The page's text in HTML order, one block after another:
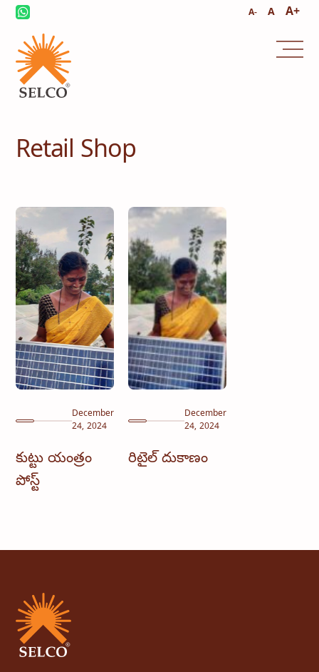
A- A A+
Retail Shop
December
24, 2024
కుట్టు యంత్రం
పోస్ట్
December
24, 2024
రిటైల్ దుకాణం